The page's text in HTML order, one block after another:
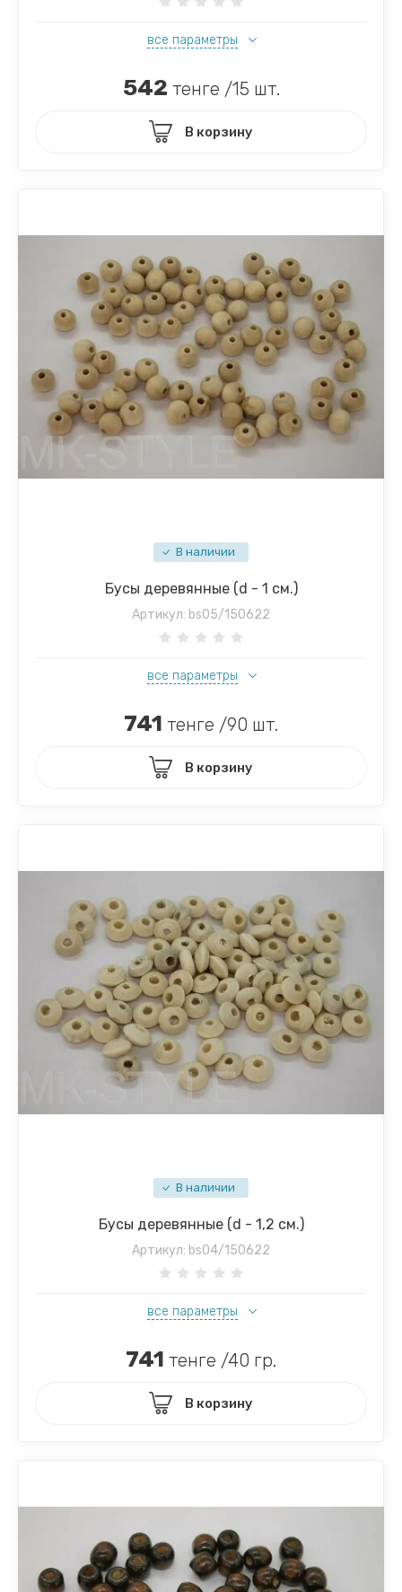
все параметры
542 тенге /15 шт.
В корзину
В наличии
Бусы деревянные (d - 1 см.)
Артикул: bs05/150622
все параметры
741 тенге /90 шт.
В корзину
В наличии
Бусы деревянные (d - 1,2 см.)
Артикул: bs04/150622
все параметры
741 тенге /40 гр.
В корзину